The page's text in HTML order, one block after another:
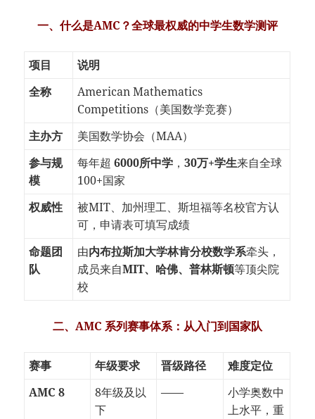
一、什么是AMC？全球最权威的中学生数学测评
项目
说明
全称
American Mathematics
Competitions（美国数学竞赛）
主办方
美国数学协会（MAA）
参与规
模
每年超6000所中学 ，30万+学生来自全球
100+国家
权威性
被MIT、加州理工、斯坦福等名校官方认
可，申请表可填写成绩
命题团
队
由内布拉斯加大学林肯分校数学系牵头，
成员来自MIT、哈佛、普林斯顿等顶尖院
校
二、AMC 系列赛事体系：从入门到国家队
赛事 年级要求 晋级路径
难度定位
AMC 8
8年级及以
下
——
小学奥数中
上水平，重